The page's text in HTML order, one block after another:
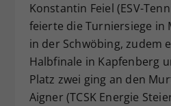
Konstantin Feiel (ESV-
feierte die Turniersiege in
in der Schwöbing, zudem
Halbfinale in Kapfenberg
Platz zwei ging an den
Aigner (TCSK Energie